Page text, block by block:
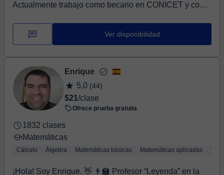
Actualmente trabajo como becario en CONICET y como
Ver disponibilidad
Enrique
5,0 (44)
$21/clase
Ofrece prueba gratuita
1832 clases
Matemáticas
Cálculo Álgebra Matemáticas básicas Matemáticas aplicadas
¡Hola! Soy Enrique. 👋 👨‍🏫 Profesor “Leyenda” en la